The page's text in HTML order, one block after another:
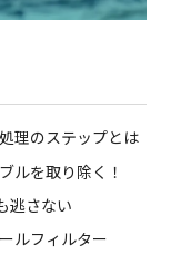
理のステップとは
ルを取り除く！
逃さない
ルフィルター